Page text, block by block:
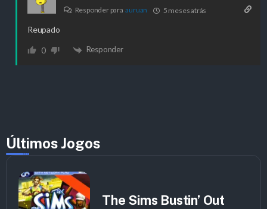
Responder paraauruan 5 meses atrás
Reupado
0 Responder
Últimos Jogos
The Sims Bustin’ Out